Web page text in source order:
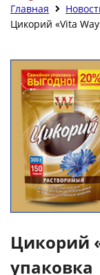
Главная
Цикорий «Vita
Цикорий
упаковка